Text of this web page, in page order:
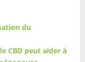
du
CBD peut aider à